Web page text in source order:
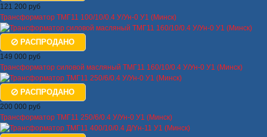
121 200 руб
Трансформатор ТМГ11 100/10/0.4 У/Ун-0 У1 (Минск)
РАСПРОДАНО
149 000 руб
Трансформатор силовой масляный ТМГ11 160/10/0.4 У/Ун-0 У1 (Минск)
РАСПРОДАНО
200 000 руб
Трансформатор ТМГ11 250/6/0.4 У/Ун-0 У1 (Минск)